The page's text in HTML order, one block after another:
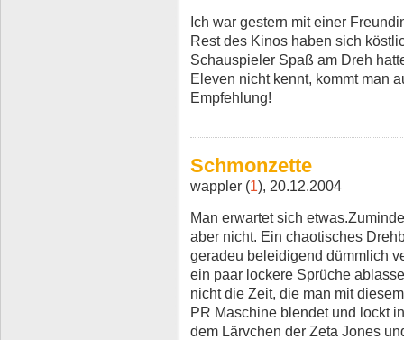
Ich war gestern mit einer
Rest des Kinos haben sich
Schauspieler Spaß am Dreh
Eleven nicht kennt, kommt man
Empfehlung!
Schmonzette
wappler (1), 20.12.2004
Man erwartet sich
aber nicht. Ein chaotisches
geradeu beleidigend dümmlich
ein paar lockere Sprüche
nicht die Zeit, die man mit
PR Maschine blendet und lockt
dem Lärvchen der Zeta Jones